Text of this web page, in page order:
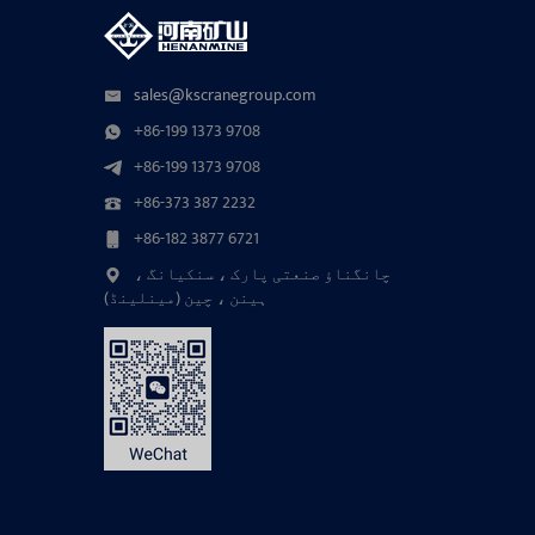
sales@kscranegroup.com
+86-199 1373 9708
+86-199 1373 9708
+86-373 387 2232
+86-182 3877 6721
چانگناؤ صنعتی پارک ، سنکیانگ ،
ہینن ، چین (مینلینڈ)